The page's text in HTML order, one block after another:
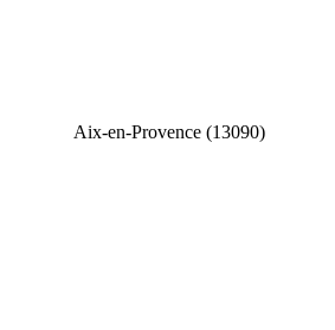
Aix-en-Provence (13090)